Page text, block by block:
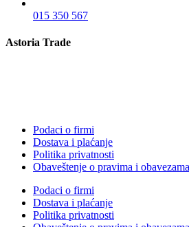
015 350 567
Astoria Trade
Podaci o firmi
Dostava i plaćanje
Politika privatnosti
Obaveštenje o pravima i
Podaci o firmi
Dostava i plaćanje
Politika privatnosti